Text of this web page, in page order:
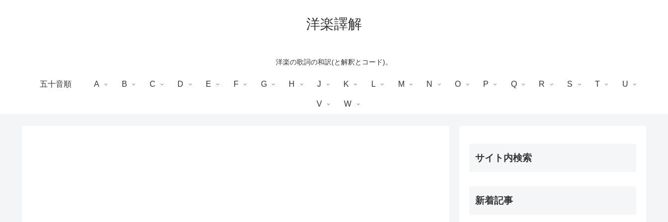
洋楽譯解
洋楽の歌詞の和訳(と解釈とコード)。
五十音順 A B C D E F G H J K L M N O P Q R S T U
V W
サイト内検索
新着記事